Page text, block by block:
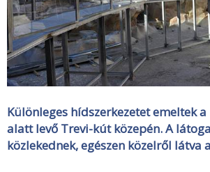
Különleges hídszerkezetet emeltek
alatt levő Trevi-kút közepén. A
közlekednek, egészen közelről látva